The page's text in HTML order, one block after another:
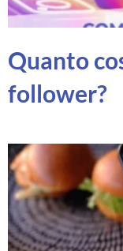
Quanto
follower?